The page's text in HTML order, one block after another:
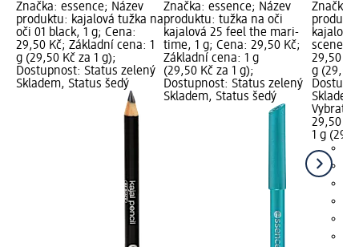
Značka: essence; Název
produktu: kajalová tužka na
oči 01 black, 1 g; Cena:
29,50 Kč; Základní cena: 1
g (29,50 Kč za 1 g);
Dostupnost: Status zelený
Skladem, Status šedý
Značka: essence; Název
produktu: tužka na oči
kajalová 25 feel the mari-
time, 1 g; Cena: 29,50 Kč;
Základní cena: 1 g
(29,50 Kč za 1 g);
Dostupnost: Status zelený
Skladem, Status šedý
Značka:
kajalová
scenes,
29,50
g (29,50
Vybrat
29,50 Kč
1 g